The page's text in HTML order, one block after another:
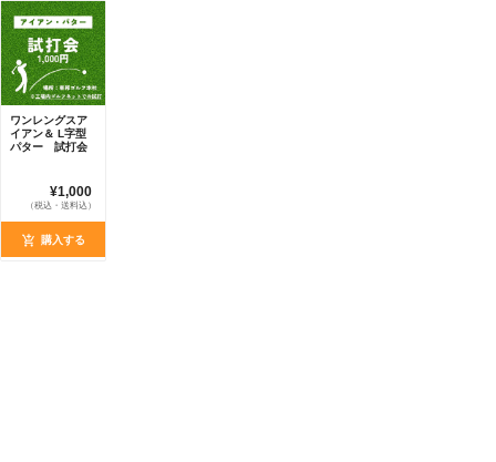
ワンレングスア
イアン＆ L字型
パター 試打会
¥1,000
（税込・送料込）
購入する